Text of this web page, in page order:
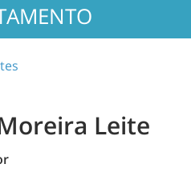
Leite